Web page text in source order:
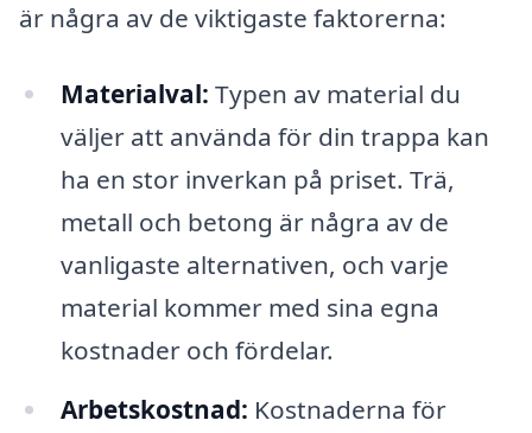
är några av de viktigaste faktorerna:
Materialval: Typen av material du
väljer att använda för din trappa kan
ha en stor inverkan på priset. Trä,
metall och betong är några av de
vanligaste alternativen, och varje
material kommer med sina egna
kostnader och fördelar.
Arbetskostnad: Kostnaderna för